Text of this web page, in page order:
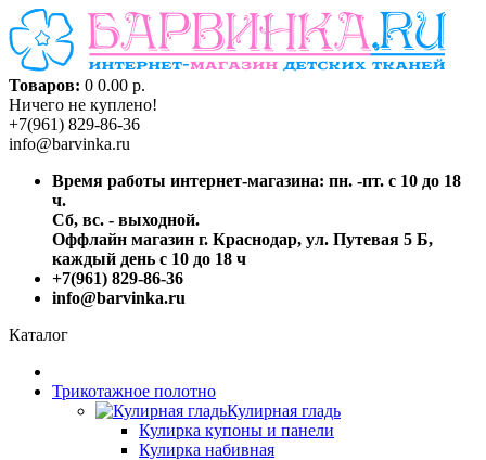
Товаров: 0 0.00 р.
Ничего не куплено!
+7(961) 829-86-36
info@barvinka.ru
Время работы интернет-магазина: пн. -пт. с 10 до 18
ч.
Сб, вс. - выходной.
Оффлайн магазин г. Краснодар, ул. Путевая 5 Б,
каждый день с 10 до 18 ч
+7(961) 829-86-36
info@barvinka.ru
Каталог
Трикотажное полотно
Кулирная гладь
Кулирка купоны и панели
Кулирка набивная